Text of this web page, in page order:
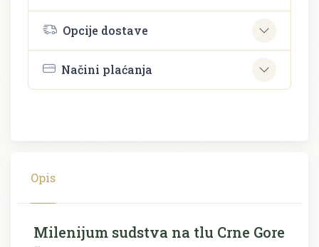
Opcije dostave
Načini plaćanja
Opis
Milenijum sudstva na tlu Crne Gore